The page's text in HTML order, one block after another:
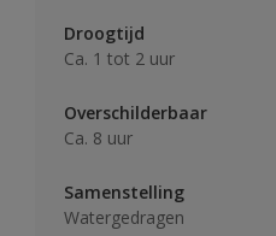
Droogtijd
Ca. 1 tot 2 uur
Overschilderbaar
Ca. 8 uur
Samenstelling
Watergedragen